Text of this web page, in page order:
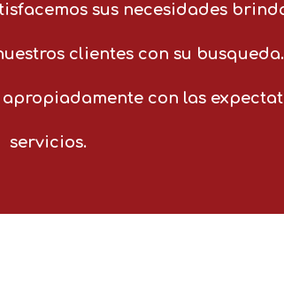
sus necesidades
clientes con su
con las
servicios.